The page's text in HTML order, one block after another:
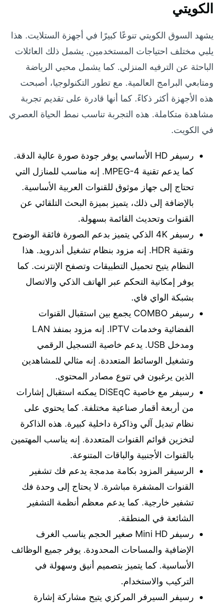
الكويتي
يشهد السوق الكويتي تنوعًا كبيرًا في أجهزة الستلايت. هذا
يلبي مختلف احتياجات المستخدمين. يشمل ذلك العائلات
الباحثة عن الترفيه المنزلي. كما يشمل محبي الرياضة
ومتابعي البرامج العالمية. مع تطور التكنولوجيا، أصبحت
هذه الأجهزة أكثر ذكاءً. كما أنها قادرة على تقديم تجربة
مشاهدة متكاملة. هذه التجربة تناسب نمط الحياة العصري
في الكويت.
رسيفر HD الأساسي يوفر جودة صورة عالية الدقة.
كما يدعم تقنية MPEG-4. إنه مناسب للمنازل التي
تحتاج إلى جهاز موثوق للقنوات العربية الأساسية.
بالإضافة إلى ذلك، يتميز بميزة البحث التلقائي عن
القنوات وتحديث القائمة بسهولة.
رسيفر 4K الذكي يتميز بدعم الصورة فائقة الوضوح
وتقنية HDR. إنه مزود بنظام تشغيل أندرويد. هذا
النظام يتيح تحميل التطبيقات وتصفح الإنترنت. كما
يوفر إمكانية التحكم عبر الهاتف الذكي والاتصال
بشبكة الواي فاي.
رسيفر COMBO يجمع بين استقبال القنوات
الفضائية وخدمات IPTV. إنه مزود بمنفذ LAN
ومدخل USB. يدعم خاصية التسجيل الرقمي
وتشغيل الوسائط المتعددة. إنه مثالي للمشاهدين
الذين يرغبون في تنوع مصادر المحتوى.
رسيفر مع خاصية DiSEqC يمكنه استقبال إشارات
من أربعة أقمار صناعية مختلفة. كما يحتوي على
نظام تبديل آلي وذاكرة داخلية كبيرة. هذه الذاكرة
لتخزين قوائم القنوات المتعددة. إنه يناسب المهتمين
بالقنوات الأجنبية والباقات المتنوعة.
الرسيفر المزود بكامة مدمجة يدعم فك تشفير
القنوات المشفرة مباشرة. لا يحتاج إلى وحدة فك
تشفير خارجية. كما يدعم معظم أنظمة التشفير
الشائعة في المنطقة.
رسيفر Mini HD صغير الحجم يناسب الغرف
الإضافية والمساحات المحدودة. يوفر جميع الوظائف
الأساسية. كما يتميز بتصميم أنيق وسهولة في
التركيب والاستخدام.
رسيفر السيرفر المركزي يتيح مشاركة إشارة